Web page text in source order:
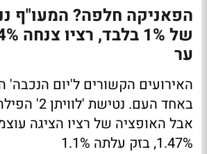
הפאניקה חלפה? המעו"ף
ער
האירועים הקשורים ל'יום הנכבה'
באחד העם.
אבל האופציה של רציו הציגה
1.47%, בזק עלתה 1.1%